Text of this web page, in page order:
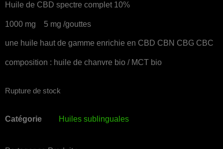
Huile de CBD spectre complet 10%
1000 mg 5 mg /gouttes
une huile haut de gamme enrichie en CBD CBN CBG CBC
composition : huile de chanvre bio / MCT bio
Rupture de stock
Catégorie Huiles sublinguales